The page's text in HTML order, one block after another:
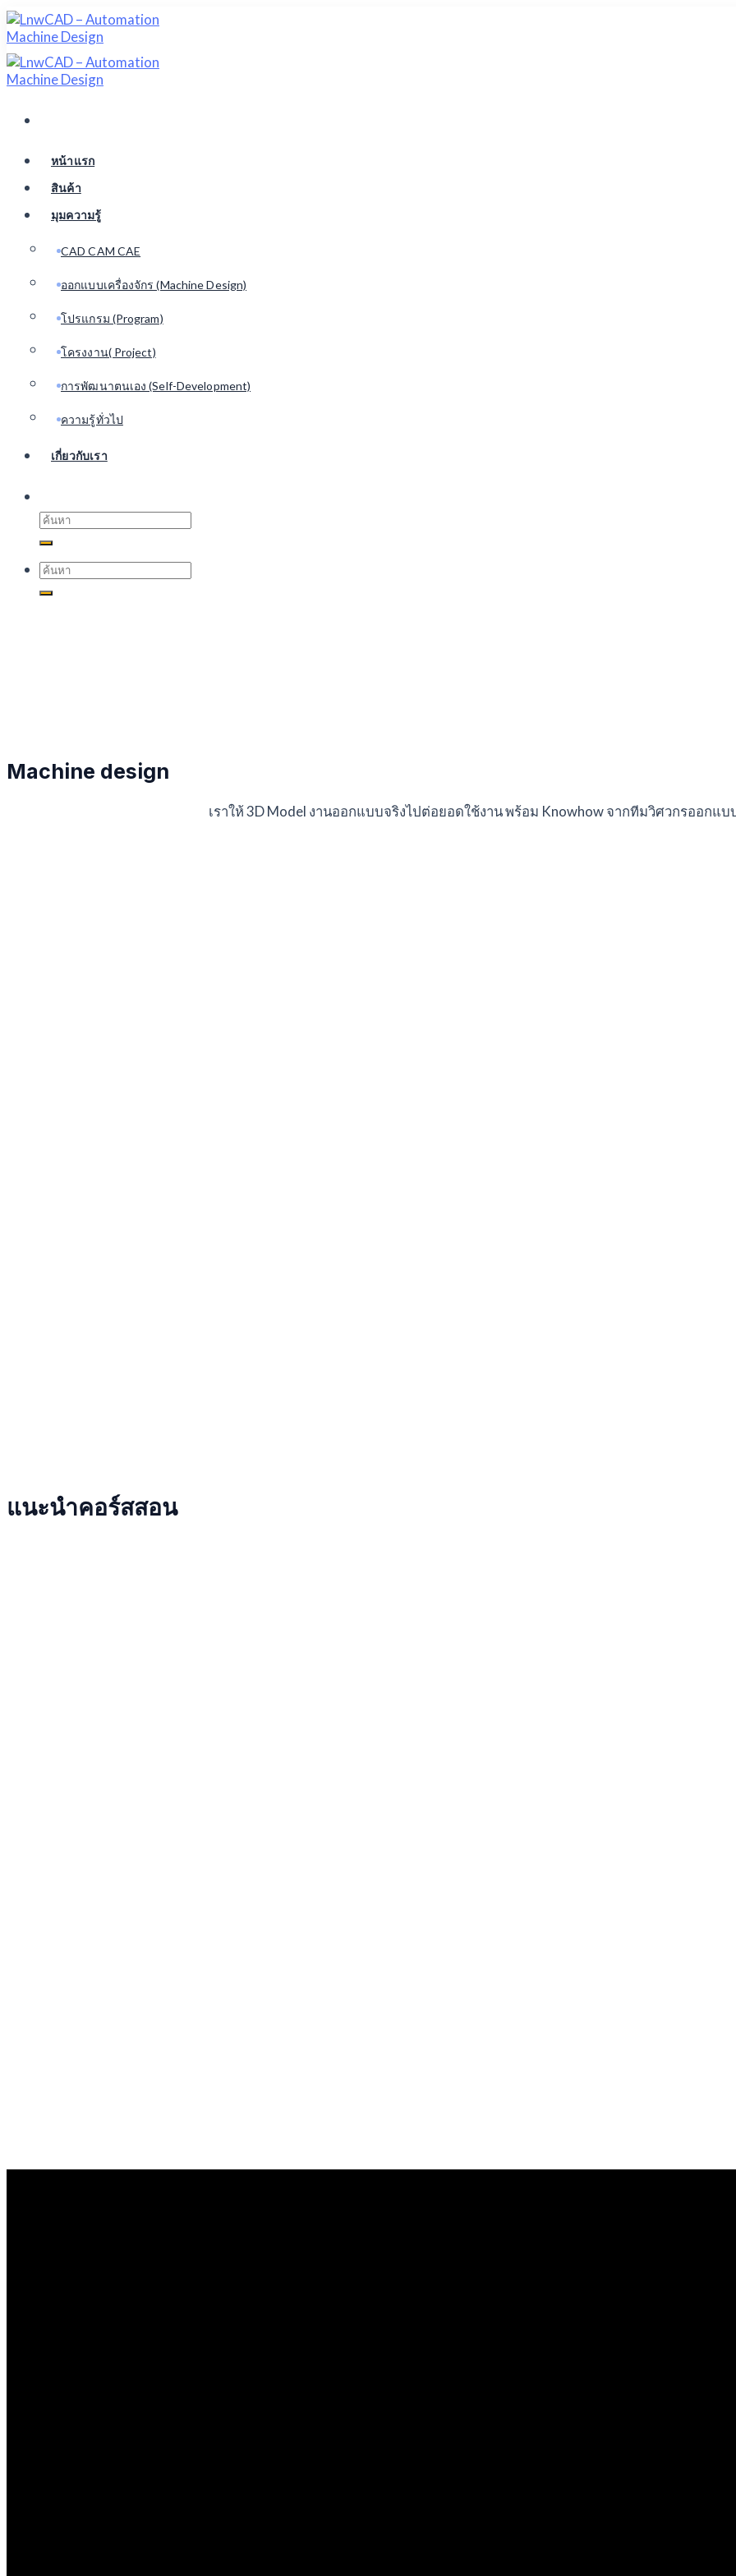
Skip
to
content
หน้าแรก
สินค้า
มุมความรู้
CAD CAM CAE
ออกแบบเครื่องจักร (Machine Design)
โปรแกรม (Program)
โครงงาน( Project)
การพัฒนาตนเอง (Self-Development)
ความรู้ทั่วไป
เกี่ยวกับเรา
Search
Search
Machine design
เราให้ 3D Model งานออกแบบจริงไปต่อยอดใช้งาน พร้อม Knowhow จากทีมวิศวกรออกแ
แนะนำคอร์สสอน